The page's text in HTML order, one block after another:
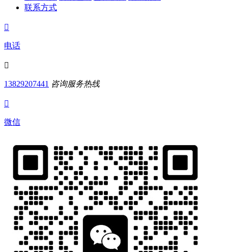
联系方式

电话

13829207441 咨询服务热线

微信